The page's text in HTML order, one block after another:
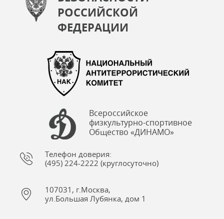
РОССИЙСКОЙ
ФЕДЕРАЦИИ
Всероссийское
физкультурно-спортивное
Общество «ДИНАМО»
Телефон доверия:
(495) 224-2222 (круглосуточно)
107031, г.Москва,
ул.Большая Лубянка, дом 1